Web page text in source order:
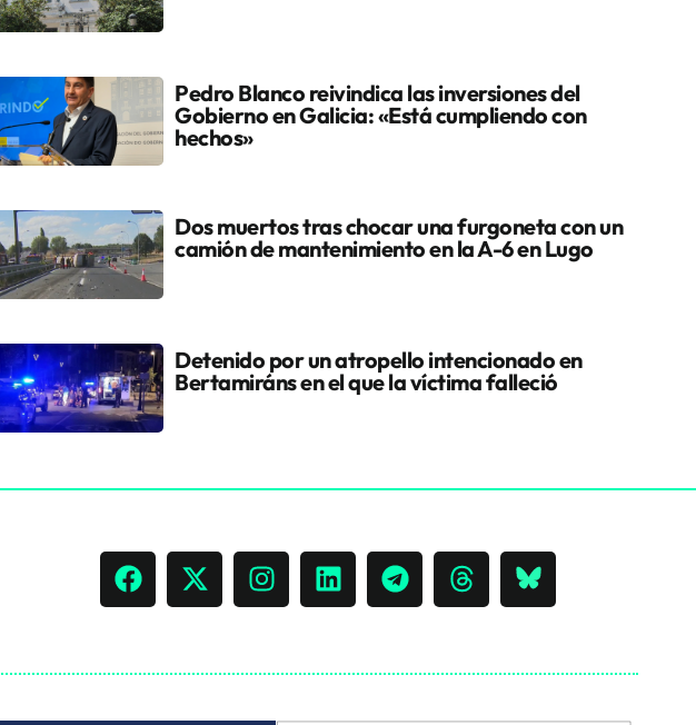
Pedro Blanco reivindica las inversiones del
Gobierno en Galicia: «Está cumpliendo con
hechos»
Dos muertos tras chocar una furgoneta con un
camión de mantenimiento en la A-6 en Lugo
Detenido por un atropello intencionado en
Bertamiráns en el que la víctima falleció